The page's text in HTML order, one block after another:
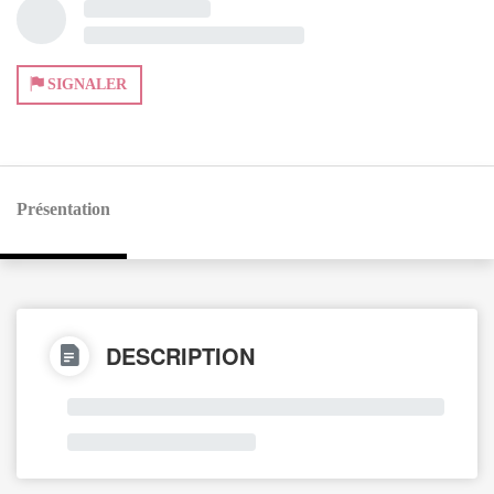
SIGNALER
Présentation
DESCRIPTION